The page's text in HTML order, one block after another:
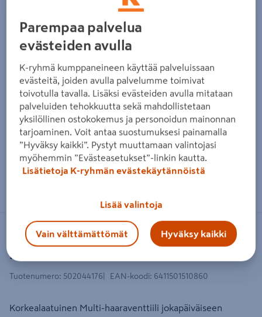
Zoomaa kuvaa sormilla kosketusnäytöllä
Haaraventtiili Fiskars CF Multi
FISKARS
Tuotenumero: 502044176 EAN-koodi: 6411501510860
Korkealaatuinen Multi-haaraventtiili jokapäiväiseen
Parempaa palvelua
evästeiden avulla
K-ryhmä kumppaneineen käyttää palveluissaan
evästeitä, joiden avulla palvelumme toimivat
toivotulla tavalla. Lisäksi evästeiden avulla mitataan
palveluiden tehokkuutta sekä mahdollistetaan
yksilöllinen ostokokemus ja personoidun mainonnan
tarjoaminen. Voit antaa suostumuksesi painamalla
”Hyväksy kaikki”. Pystyt muuttamaan valintojasi
myöhemmin ”Evästeasetukset”-linkin kautta.
Lisätietoja K-ryhmän evästekäytännöistä
Lisää valintoja
Vain välttämättömät Hyväksy kaikki